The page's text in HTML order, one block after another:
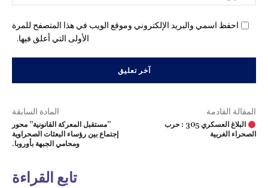
احفظ اسمي والبريد الإلكتروني وموقع الويب في هذا المتصفح للمرة
الأولى التي أعلق فيها.
المادة السابقة
”مستقبل المعركة القانونية” محور
إجتماع بين رؤساء البعثات الصحراوية
ومحامي الجبهة بأوروبا.
المقالة القادمة
البلاغ العسكري 305 : حرب
الصحراء الغربية
تابع القراءة